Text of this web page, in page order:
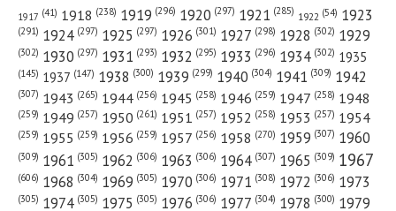
№ 148 от июля 1957 года — «Красный Север»
№ 194 от 10 сентября 1918 года — «Известия
Вологодского Губернского Исполнительного Комитета»...
1917 (41) 1918 (238) 1919 (296) 1920 (297) 1921 (285) 1922 (54) 1923
(291) 1924 (297) 1925 (297) 1926 (301) 1927 (298) 1928 (302) 1929
(302) 1930 (297) 1931 (293) 1932 (295) 1933 (296) 1934 (302) 1935
(145) 1937 (147) 1938 (300) 1939 (299) 1940 (304) 1941 (309) 1942
(307) 1943 (265) 1944 (256) 1945 (258) 1946 (259) 1947 (258) 1948
(259) 1949 (257) 1950 (261) 1951 (257) 1952 (258) 1953 (257) 1954
(259) 1955 (259) 1956 (259) 1957 (256) 1958 (270) 1959 (307) 1960
(309) 1961 (305) 1962 (306) 1963 (306) 1964 (307) 1965 (309) 1967
(606) 1968 (304) 1969 (305) 1970 (306) 1971 (308) 1972 (306) 1973
(305) 1974 (305) 1975 (305) 1976 (306) 1977 (304) 1978 (300) 1979